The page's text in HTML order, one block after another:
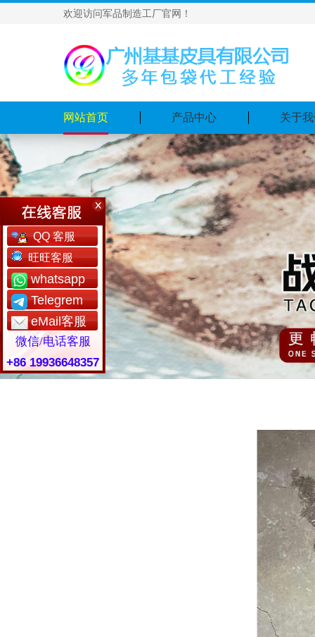
欢迎访问军品制造工厂官网！
网站首页 产品中心 关于
QQ 客服
旺旺客服
whatsapp
Telegrem
eMail客服
微信/电话客服
+86 19936648357